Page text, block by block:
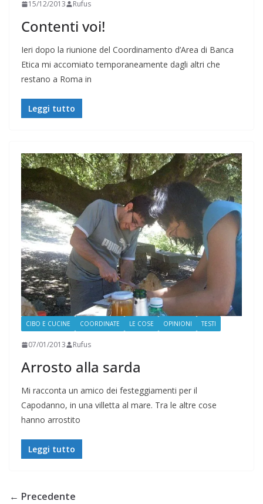
15/12/2013 Rufus
Contenti voi!
Ieri dopo la riunione del Coordinamento d’Area di Banca
Etica mi accomiato temporaneamente dagli altri che
restano a Roma in
Leggi tutto
CIBO E CUCINE COORDINATE LE COSE OPINIONI TESTI
07/01/2013 Rufus
Arrosto alla sarda
Mi racconta un amico dei festeggiamenti per il
Capodanno, in una villetta al mare. Tra le altre cose
hanno arrostito
Leggi tutto
← Precedente